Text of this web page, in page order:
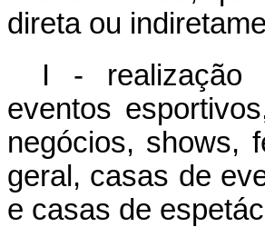
direta ou
I - realização
eventos
negócios, shows,
geral, casas de
e casas de